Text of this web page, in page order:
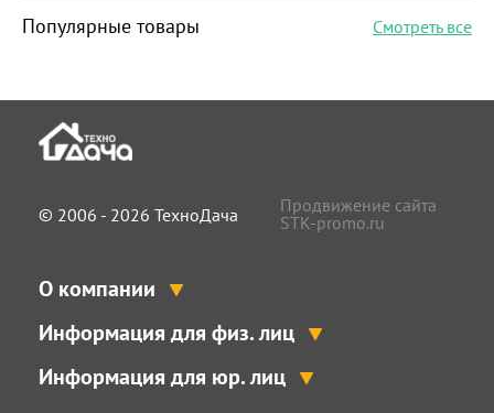
Популярные товары Смотреть все
© 2006 - 2026 ТехноДача
Продвижение сайта
STK-promo.ru
О компании
Информация для физ. лиц
Информация для юр. лиц